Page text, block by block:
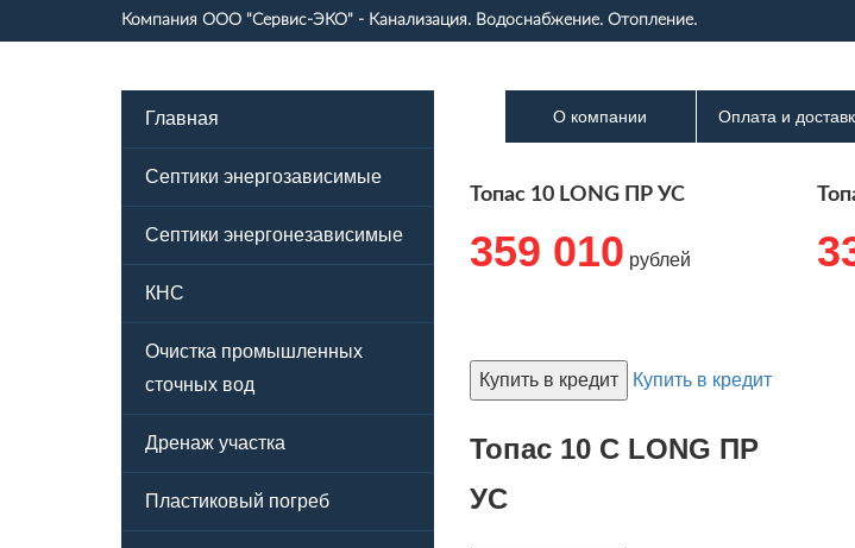
Компания ООО "Сервис-ЭКО" - Канализация. Водоснабжение. Отопление.
О компании Оплата и
Топас 10 LONG ПР УС
359 010 рублей
Купить в кредит Купить в кредит
Топас 10 С LONG ПР
УС
Главная
Септики энергозависимые
Септики энергонезависимые
КНС
Очистка промышленных
сточных вод
Дренаж участка
Пластиковый погреб